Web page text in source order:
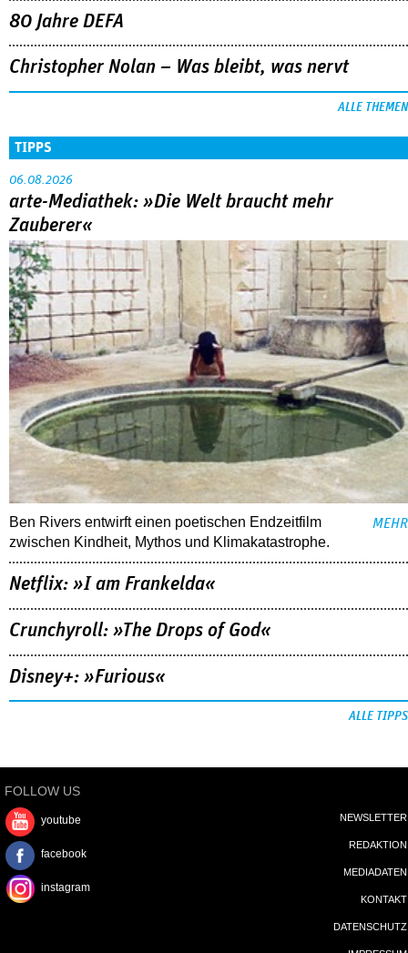
80 Jahre DEFA
Christopher Nolan – Was bleibt, was nervt
ALLE THEMEN
TIPPS
06.08.2026
arte-Mediathek: »Die Welt braucht mehr
Zauberer«
Ben Rivers entwirft einen poetischen Endzeitfilm
zwischen Kindheit, Mythos und Klimakatastrophe.
MEHR
Netflix: »I am Frankelda«
Crunchyroll: »The Drops of God«
Disney+: »Furious«
ALLE TIPPS
FOLLOW US
youtube
facebook
instagram
NEWSLETTER
REDAKTION
MEDIADATEN
KONTAKT
DATENSCHUTZ